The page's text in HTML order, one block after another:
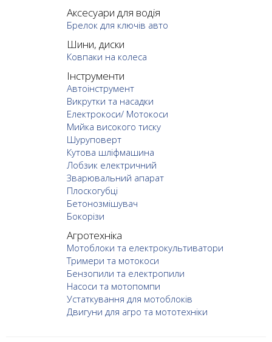
Аксесуари для водія
Брелок для ключів авто
Шини, диски
Ковпаки на колеса
Інструменти
Автоінструмент
Викрутки та насадки
Електрокоси/ Мотокоси
Мийка високого тиску
Шуруповерт
Кутова шліфмашина
Лобзик електричний
Зварювальний апарат
Плоскогубці
Бетонозмішувач
Бокорізи
Агротехніка
Мотоблоки та електрокультиватори
Тримери та мотокоси
Бензопили та електропили
Насоси та мотопомпи
Устаткування для мотоблоків
Двигуни для агро та мототехніки